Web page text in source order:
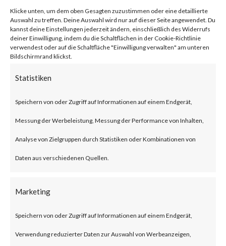
Klicke unten, um dem oben Gesagten zuzustimmen oder eine detaillierte
Auswahl zu treffen. Deine Auswahl wird nur auf dieser Seite angewendet. Du
kannst deine Einstellungen jederzeit ändern, einschließlich des Widerrufs
deiner Einwilligung, indem du die Schaltflächen in der Cookie-Richtlinie
verwendest oder auf die Schaltfläche "Einwilligung verwalten" am unteren
Bildschirmrand klickst.
Statistiken
Speichern von oder Zugriff auf Informationen auf einem Endgerät,
Messung der Werbeleistung, Messung der Performance von Inhalten,
Analyse von Zielgruppen durch Statistiken oder Kombinationen von
Daten aus verschiedenen Quellen.
Marketing
Speichern von oder Zugriff auf Informationen auf einem Endgerät,
Verwendung reduzierter Daten zur Auswahl von Werbeanzeigen,
Cisco IOS XE is the
internetworking operating
system used by the Next-
routers and switches. The Web
UI provides deployment and
manageability of these devices.
What is the
A newly identified vulnerability